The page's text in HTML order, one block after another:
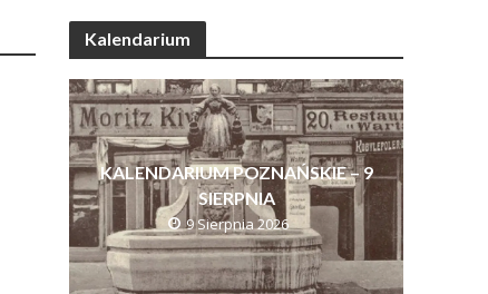
Kalendarium
KALENDARIUM POZNAŃSKIE – 9
SIERPNIA
9 Sierpnia 2026